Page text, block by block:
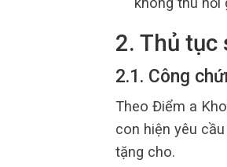
2. Thủ tục
2.1. Công
Theo Điểm a
con hiện yêu
tặng cho.